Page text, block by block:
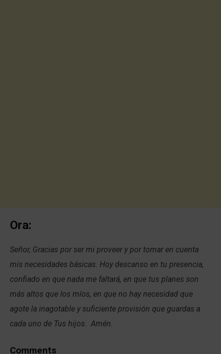
Ora:
Señor, Gracias por ser mi proveer y por tomar en cuenta
mis necesidades básicas. Hoy descanso en tu presencia,
confiado en que nada me faltará, en que tus planes son
más altos que los míos, en que no hay necesidad que
agote la inagotable y suficiente provisión que guardas a
cada uno de Tus hijos. Amén.
Comments